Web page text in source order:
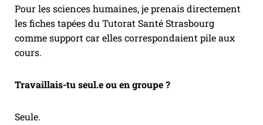
Pour les sciences humaines, je prenais directement
les fiches tapées du Tutorat Santé Strasbourg
comme support car elles correspondaient pile aux
cours.
Travaillais-tu seul.e ou en groupe ?
Seule.